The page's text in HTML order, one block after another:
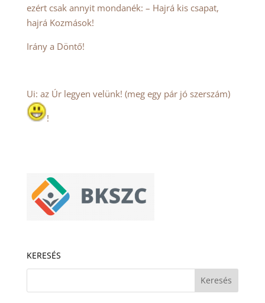
ezért csak annyit mondanék: – Hajrá kis csapat,
hajrá Kozmások!
Irány a Döntő!
Ui: az Úr legyen velünk! (meg egy pár jó szerszám)
!
KERESÉS